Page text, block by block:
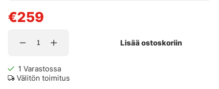
€259
Lisää ostoskoriin
1 Varastossa
Välitön toimitus